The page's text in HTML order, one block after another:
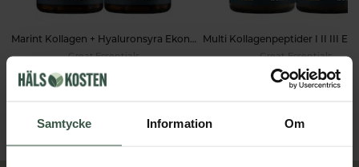
Samtycke Information Om
Marint Kollagen + Hyaluronsyra Ekonomipack 2x120k
Great Essentials
398 kr
Great Essentials
498 kr 598 kr